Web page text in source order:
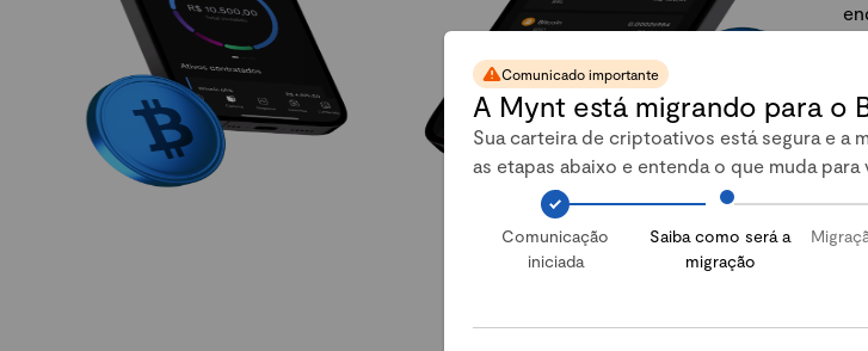
Comunicado importante
A Mynt está migrando para o
Sua carteira de criptoativos está segura e a
as etapas abaixo e entenda o que muda para
Comunicação
iniciada
Saiba como será a
migração